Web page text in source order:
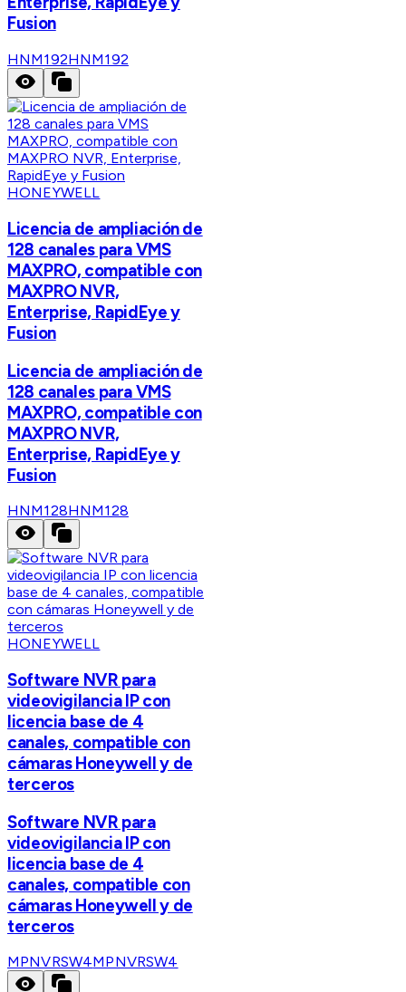
Fusion
HNM192HNM192
HONEYWELL
Licencia de ampliación de
128 canales para VMS
MAXPRO, compatible con
MAXPRO NVR,
Enterprise, RapidEye y
Fusion
Licencia de ampliación de
128 canales para VMS
MAXPRO, compatible con
MAXPRO NVR,
Enterprise, RapidEye y
Fusion
HNM128HNM128
HONEYWELL
Software NVR para
videovigilancia IP con
licencia base de 4
canales, compatible con
cámaras Honeywell y de
terceros
Software NVR para
videovigilancia IP con
licencia base de 4
canales, compatible con
cámaras Honeywell y de
terceros
MPNVRSW4MPNVRSW4